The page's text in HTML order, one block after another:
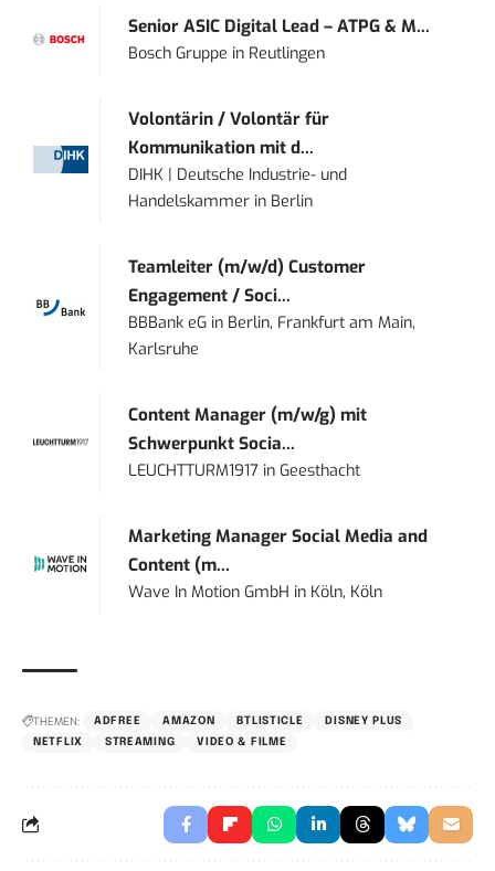
Senior ASIC Digital Lead – ATPG & M...
Bosch Gruppe in Reutlingen
Volontärin / Volontär für
Kommunikation mit d...
DIHK | Deutsche Industrie- und
Handelskammer in Berlin
Teamleiter (m/w/d) Customer
Engagement / Soci...
BBBank eG in Berlin, Frankfurt am Main,
Karlsruhe
Content Manager (m/w/g) mit
Schwerpunkt Socia...
LEUCHTTURM1917 inGeesthacht
Marketing Manager Social Media and
Content (m...
Wave In Motion GmbH in Köln, Köln
THEMEN: ADFREE AMAZON BTLISTICLE
DISNEY PLUS
NETFLIX
STREAMING VIDEO & FILME